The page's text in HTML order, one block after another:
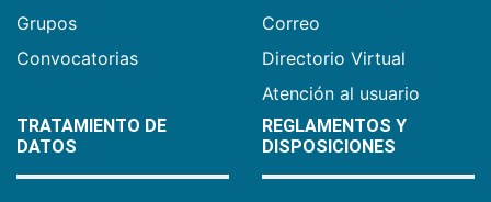
Grupos
Convocatorias
Correo
Directorio Virtual
Atención al usuario
TRATAMIENTO DE
DATOS
REGLAMENTOS Y
DISPOSICIONES